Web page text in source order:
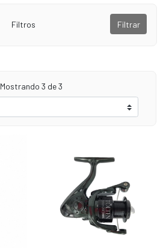
Filtros Filtrar
Mostrando 3 de 3